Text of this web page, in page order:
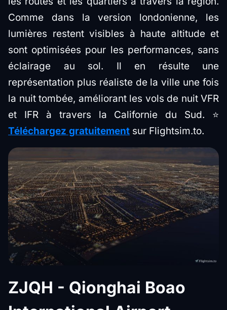
Comme dans la version londonienne, les
lumières restent visibles à haute altitude et
sont optimisées pour les performances, sans
éclairage au sol. Il en résulte une
représentation plus réaliste de la ville une fois
la nuit tombée, améliorant les vols de nuit VFR
et IFR à travers la Californie du Sud. ⭐
Téléchargez gratuitement sur Flightsim.to.
ZJQH - Qionghai Boao